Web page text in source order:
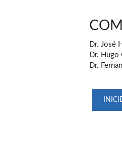
Dr. José
Dr. Hugo
Dr.